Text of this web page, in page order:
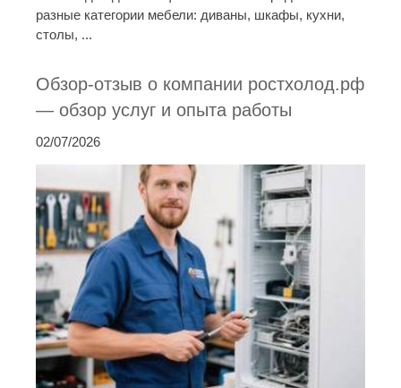
разные категории мебели: диваны, шкафы, кухни,
столы, ...
Обзор-отзыв о компании ростхолод.рф
— обзор услуг и опыта работы
02/07/2026